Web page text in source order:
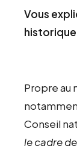
Vous
Propre au
Conseil
le cadre